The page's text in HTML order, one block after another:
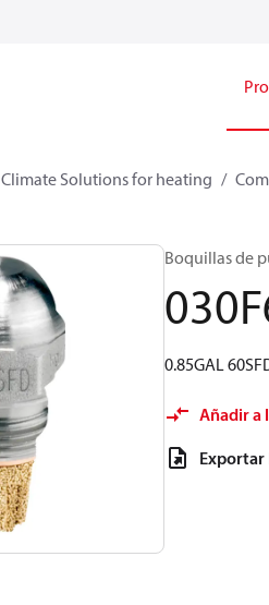
Climate Solutions for heating
Boquillas de
0.85GAL
Añadir a
Exportar